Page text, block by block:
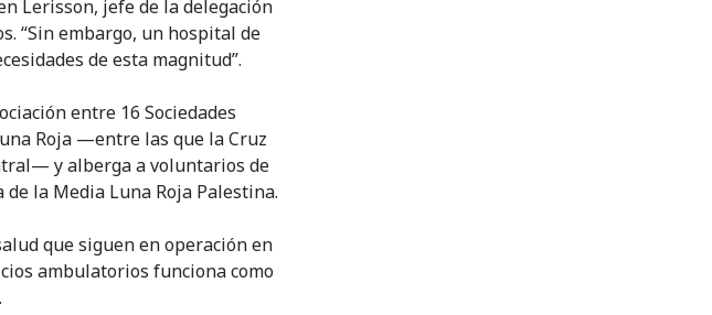
Lerisson, jefe de la delegación
“Sin embargo, un hospital de
de esta magnitud”.
entre 16 Sociedades
Roja —entre las que la Cruz
y alberga a voluntarios de
la Media Luna Roja Palestina.
que siguen en operación en
ambulatorios funciona como